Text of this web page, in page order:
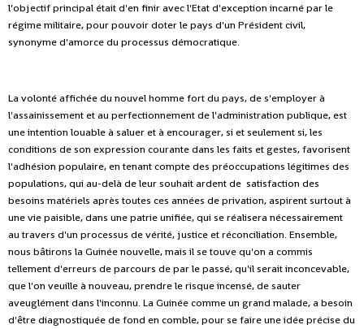
l'objectif principal était d'en finir avec l'Etat d'exception incarné par le
régime militaire, pour pouvoir doter le pays d'un Président civil,
synonyme d'amorce du processus démocratique.
La volonté affichée du nouvel homme fort du pays, de s'employer à
l'assainissement et au perfectionnement de l'administration publique, est
une intention louable à saluer et à encourager, si et seulement si, les
conditions de son expression courante dans les faits et gestes, favorisent
l'adhésion populaire, en tenant compte des préoccupations légitimes des
populations, qui au-delà de leur souhait ardent de satisfaction des
besoins matériels après toutes ces années de privation, aspirent surtout à
une vie paisible, dans une patrie unifiée, qui se réalisera nécessairement
au travers d'un processus de vérité, justice et réconciliation. Ensemble,
nous bâtirons la Guinée nouvelle, mais il se touve qu'on a commis
tellement d'erreurs de parcours de par le passé, qu'il serait inconcevable,
que l'on veuille à nouveau, prendre le risque incensé, de sauter
aveuglément dans l'inconnu. La Guinée comme un grand malade, a besoin
d'être diagnostiquée de fond en comble, pour se faire une idée précise du